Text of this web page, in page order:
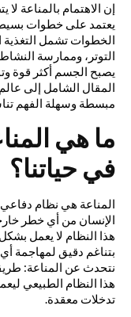
إن الاهتمام بالمناعة
يعتمد على خطوات
الخطوات تشمل التغذية
التوتر، وممارسة
يصبح الجسم أكثر قوة
المقال الشامل إلى
مبسطة وسهلة الفهم
ما هي
في حياتنا؟
المناعة هي نظام
الإنسان من أي خطر
هذا النظام لا يعمل
بتناغم دقيق لمهاجمة
نتحدث عن المناعة:
هذا النظام الطبيعي
تدخلات معقدة.